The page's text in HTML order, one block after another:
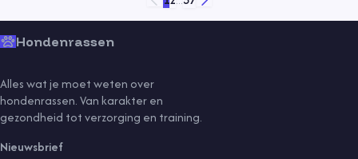
Hondenrassen
Alles wat je moet weten over
hondenrassen. Van karakter en
gezondheid tot verzorging en training.
Nieuwsbrief